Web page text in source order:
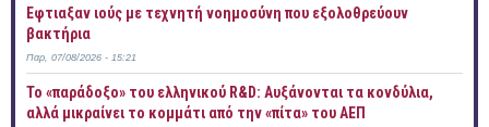
Έφτιαξαν ιούς με τεχνητή νοημοσύνη που εξολοθρεύουν
βακτήρια
Παρ, 07/08/2026 - 15:21
Το «παράδοξο» του ελληνικού R&D: Αυξάνονται τα κονδύλια,
αλλά μικραίνει το κομμάτι από την «πίτα» του ΑΕΠ